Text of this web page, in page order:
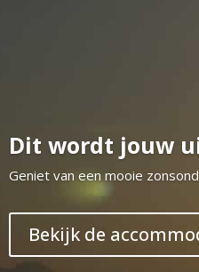
Dit wordt jouw
Geniet van een mooie
Bekijk de